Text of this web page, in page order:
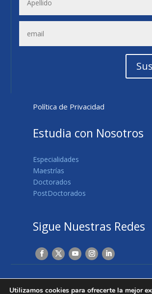
Política de Privacidad
Estudia con Nosotros
Especialidades
Maestrías
Doctorados
PostDoctorados
Sigue Nuestras Redes
Utilizamos cookies para ofrecerte la mejor